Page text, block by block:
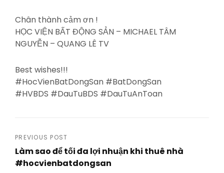
Chân thành cảm ơn !
HỌC VIỆN BẤT ĐỘNG SẢN – MICHAEL TÂM
NGUYỄN – QUANG LÊ TV
Best wishes!!!
#HocVienBatDongSan #BatDongSan
#HVBDS #DauTuBDS #DauTuAnToan
Post
navigation
PREVIOUS POST
Làm sao để tối đa lợi nhuận khi thuê nhà
#hocvienbatdongsan